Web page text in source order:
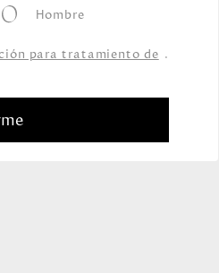
Hombre
para tratamiento de .